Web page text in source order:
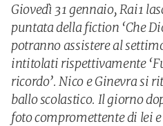
Giovedì 31 gennaio, Rai1
puntata della fiction ‘Che
potranno assistere al
intitolati rispettivamente
ricordo’. Nico e Ginevra si
ballo scolastico. Il giorno
foto compromettente di lei